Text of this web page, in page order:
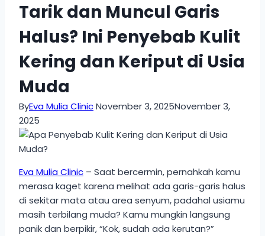
Tarik dan Muncul Garis
Halus? Ini Penyebab Kulit
Kering dan Keriput di Usia
Muda
ByEva Mulia ClinicNovember 3, 2025November 3,
2025
Eva Mulia Clinic – Saat bercermin, pernahkah kamu
merasa kaget karena melihat ada garis-garis halus
di sekitar mata atau area senyum, padahal usiamu
masih terbilang muda? Kamu mungkin langsung
panik dan berpikir, “Kok, sudah ada kerutan?”